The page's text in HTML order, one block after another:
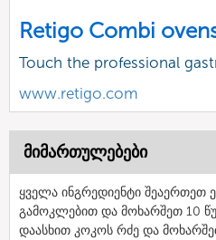
Retigo Combi
Touch the professional
www.retigo.com
მიმართულებები
ყველა ინგრედიენტი შეაერთეთ
გამოკლებით და მოხარშეთ 10
დაასხით კოკოს რძე და